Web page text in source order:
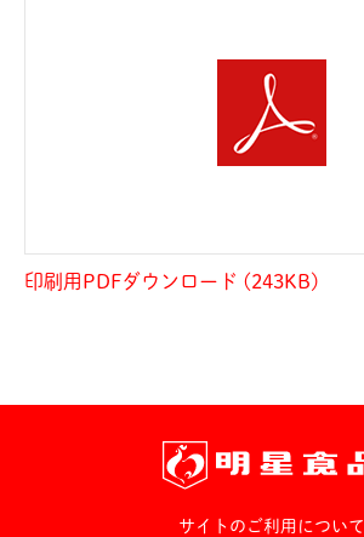
印刷用PDFダウンロード (243KB)
サイトのご利用について